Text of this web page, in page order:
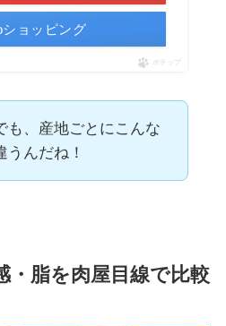
ショッピング
ポチップ
も、産地ごとにこんな
うんだね！
・脂を肉屋目線で比較